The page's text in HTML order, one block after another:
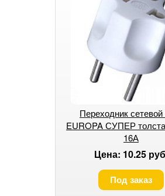
Переходник
EUROPA СУПЕР
16А
Цена: 10.25
Под заказ